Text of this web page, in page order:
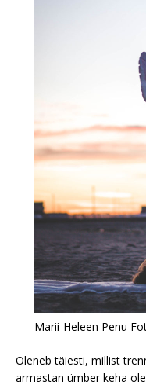
Marii-Heleen Penu
Oleneb täiesti, millist
armastan ümber keha